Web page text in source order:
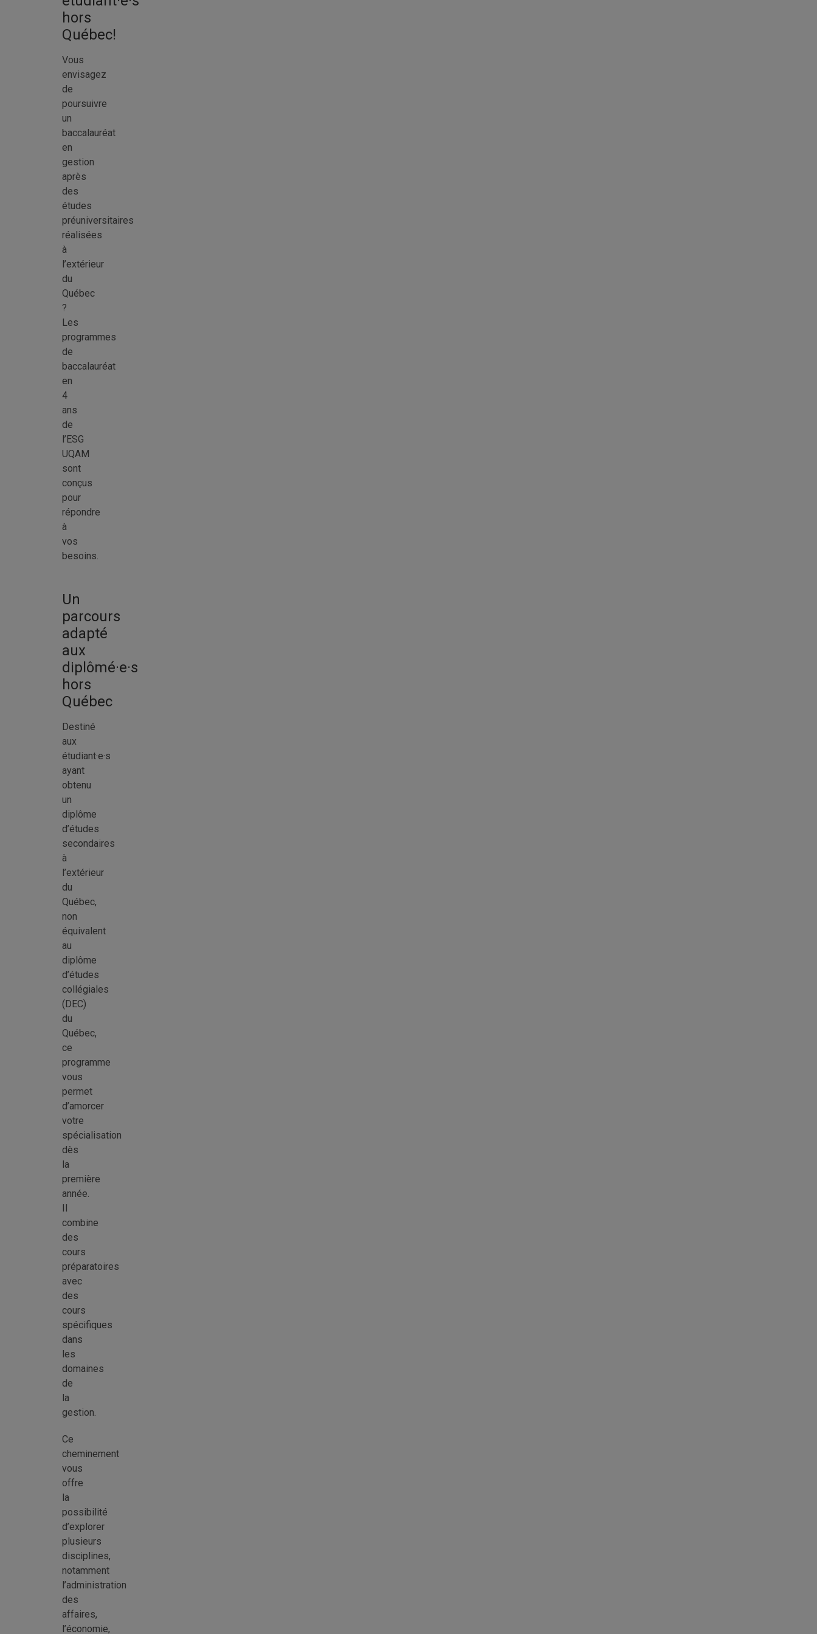
hors
Québec!
Vous
envisagez
de
poursuivre
un
baccalauréat
en
gestion
après
des
études
préuniversitaires
réalisées
à
l’extérieur
du
Québec
?
Les
programmes
de
baccalauréat
en
4
ans
de
l’ESG
UQAM
sont
conçus
pour
répondre
à
vos
besoins.
Un
parcours
adapté
aux
diplômé·e·s
hors
Québec
Destiné
aux
étudiant·e·s
ayant
obtenu
un
diplôme
d’études
secondaires
à
l’extérieur
du
Québec,
non
équivalent
au
diplôme
d’études
collégiales
(DEC)
du
Québec,
ce
programme
vous
permet
d’amorcer
votre
spécialisation
dès
la
première
année.
combine
des
cours
préparatoires
avec
des
cours
spécifiques
dans
les
domaines
de
la
gestion.
Ce
cheminement
vous
offre
la
possibilité
d’explorer
plusieurs
disciplines,
notamment
l’administration
des
affaires,
l’économie,